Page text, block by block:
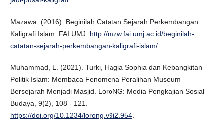
Mazawa. (2016). Beginilah Catatan Sejarah Perkembangan
Kaligrafi Islam. FAI UMJ. http://mzw.fai.umj.ac.id/beginilah-
catatan-sejarah-perkembangan-kaligrafi-islam/
Muhammad, L. (2021). Turki, Hagia Sophia dan Kebangkitan
Politik Islam: Membaca Fenomena Peralihan Museum
Bersejarah Menjadi Masjid. LoroNG: Media Pengkajian Sosial
Budaya, 9(2), 108 - 121.
https://doi.org/10.1234/lorong.v9i2.954.